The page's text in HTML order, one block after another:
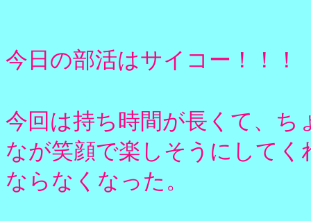
今日の部活はサイコー！！！
今回は持ち時間が長くて、
なが笑顔で楽しそうにして
ならなくなった。